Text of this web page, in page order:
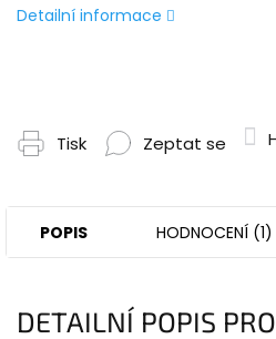
Detailní informace
Tisk Zeptat se
POPIS HODNOCENÍ (1)
DETAILNÍ POPIS